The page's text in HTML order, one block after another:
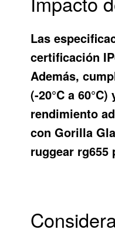
Las
certificación
Además,
(-20°C a
rendimiento
con Gorilla
ruggear rg655